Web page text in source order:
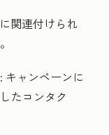
関連付けられ
キャンペーンに
たコンタク